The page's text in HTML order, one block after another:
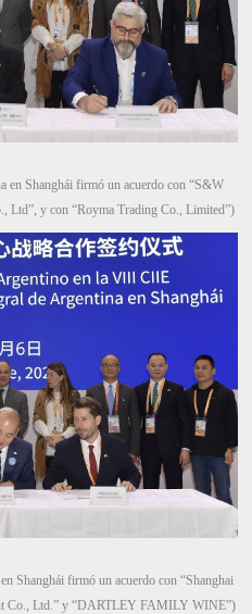
en Shanghái firmó un acuerdo con “S&W
Ltd”, y con “Royma Trading Co., Limited”)
Shanghái firmó un acuerdo con “Shanghai
Co., Ltd.” y “DARTLEY FAMILY WINE”)